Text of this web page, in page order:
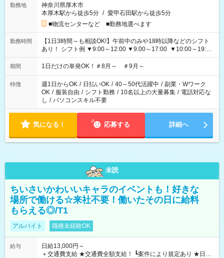
勤務地
神奈川県厚木市
本厚木駅から徒歩5分 / 愛甲石田駅から徒歩5分
■物流センターなど ■勤務地選べます
勤務時間
【1日3時間～も相談OK!】午前中のみや18時以降などのシフト
あり！ シフト例 ▼9:00～12:00 ▼9:00～17:00 ▼10:00～19:00
▼18:00～21:00
期間 1日だけの単発OK！＃8月～ ＃9月～
特徴 週1日からOK / 日払いOK / 40～50代活躍中 / 副業・Wワーク
OK / 服装自由 / シフト勤務 / 10名以上の大量募集 / 電話対応な
し / パソコンスキル不要
気になる！ 応募する 詳細へ
未読
ちいさいかわいいキャラのイベントも！好きな
場所で働ける☆来社不要！働いたその日に給料
もらえる◎/T1
アルバイト 職種未経験OK
給与
日給13,000円～
＋交通費支給 ★交通費全額支給！ ┗案件により規定あり ★日払